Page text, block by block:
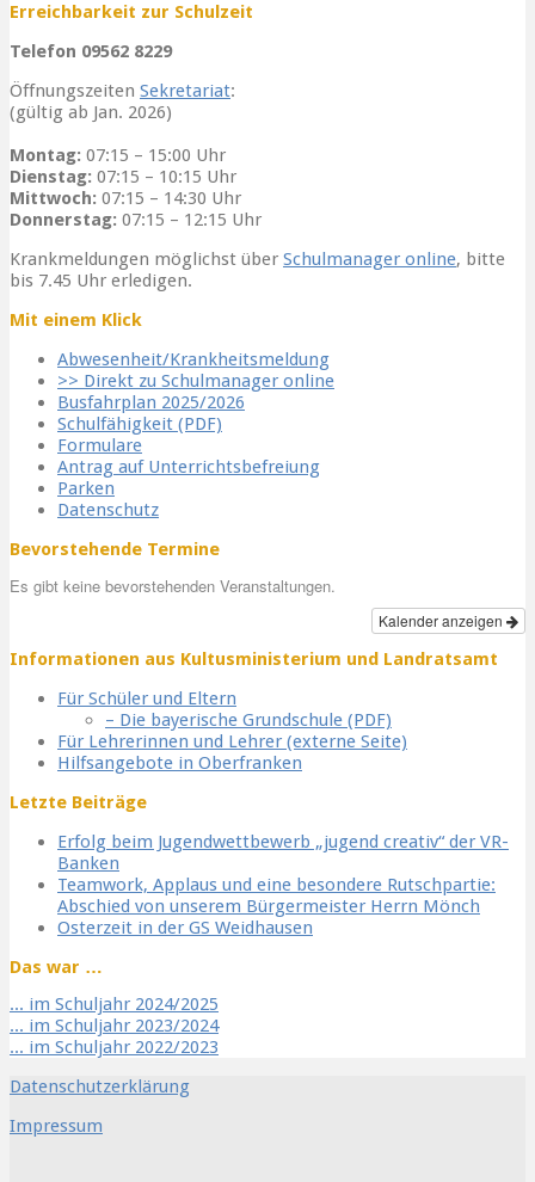
Erreichbarkeit zur Schulzeit
Telefon 09562 8229
Öffnungszeiten Sekretariat:
(gültig ab Jan. 2026)
Montag: 07:15 – 15:00 Uhr
Dienstag: 07:15 – 10:15 Uhr
Mittwoch: 07:15 – 14:30 Uhr
Donnerstag: 07:15 – 12:15 Uhr
Krankmeldungen möglichst über Schulmanager online, bitte
bis 7.45 Uhr erledigen.
Mit einem Klick
Abwesenheit/Krankheitsmeldung
>> Direkt zu Schulmanager online
Busfahrplan 2025/2026
Schulfähigkeit (PDF)
Formulare
Antrag auf Unterrichtsbefreiung
Parken
Datenschutz
Bevorstehende Termine
Es gibt keine bevorstehenden Veranstaltungen.
Kalender anzeigen
Informationen aus Kultusministerium und Landratsamt
Für Schüler und Eltern
– Die bayerische Grundschule (PDF)
Für Lehrerinnen und Lehrer (externe Seite)
Hilfsangebote in Oberfranken
Letzte Beiträge
Erfolg beim Jugendwettbewerb „jugend creativ“ der VR-
Banken
Teamwork, Applaus und eine besondere Rutschpartie:
Abschied von unserem Bürgermeister Herrn Mönch
Osterzeit in der GS Weidhausen
Das war …
... im Schuljahr 2024/2025
... im Schuljahr 2023/2024
... im Schuljahr 2022/2023
Datenschutzerklärung
Impressum